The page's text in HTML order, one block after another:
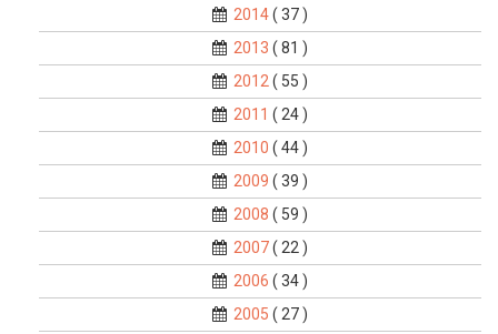
2014( 37 )
2013 ( 81 )
2012 ( 55 )
2011 ( 24 )
2010 ( 44 )
2009 ( 39 )
2008 ( 59 )
2007( 22 )
2006 ( 34 )
2005 ( 27 )